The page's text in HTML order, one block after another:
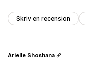
Skriv en recension
Arielle Shoshana